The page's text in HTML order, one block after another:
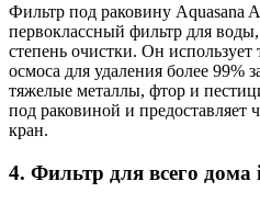
Фильтр под раковину Aquasana
первоклассный фильтр для
степень очистки. Он
осмоса для удаления более 99%
тяжелые металлы, фтор и
под раковиной и предоставляет
кран.
4. Фильтр для всего